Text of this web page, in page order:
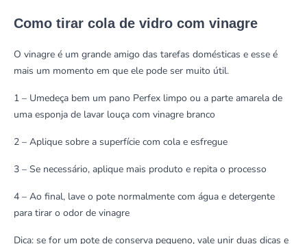
Como tirar cola de vidro com vinagre
O vinagre é um grande amigo das tarefas domésticas e esse é
mais um momento em que ele pode ser muito útil.
1 – Umedeça bem um pano Perfex limpo ou a parte amarela de
uma esponja de lavar louça com vinagre branco
2 – Aplique sobre a superfície com cola e esfregue
3 – Se necessário, aplique mais produto e repita o processo
4 – Ao final, lave o pote normalmente com água e detergente
para tirar o odor de vinagre
Dica: se for um pote de conserva pequeno, vale unir duas dicas e